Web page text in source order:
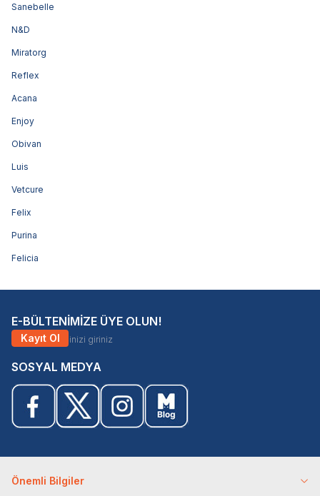
Sanebelle
N&D
Miratorg
Reflex
Acana
Enjoy
Obivan
Luis
Vetcure
Felix
Purina
Felicia
E-BÜLTENİMİZE ÜYE OLUN!
Kayıt Ol
SOSYAL MEDYA
Önemli Bilgiler